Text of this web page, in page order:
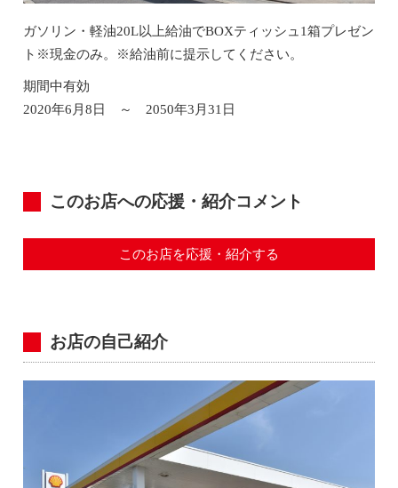
ガソリン・軽油20L以上給油でBOXティッシュ1箱プレゼン
ト※現金のみ。※給油前に提示してください。
期間中有効
2020年6月8日 ～ 2050年3月31日
このお店への応援・紹介コメント
このお店を応援・紹介する
お店の自己紹介